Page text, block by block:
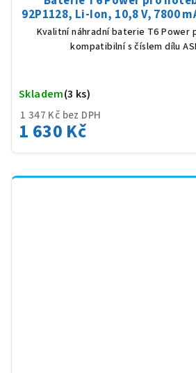
92P1128, Li-Ion, 10,8 V, 7800
Kvalitní náhradní baterie T6 Power
kompatibilní s číslem dílu
1 347 Kč bez DPH
1 630 Kč
Skladem(3 ks)